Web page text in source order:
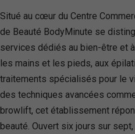
Situé au cœur du Centre
de Beauté BodyMinute se
services dédiés au bien-être et
les mains et les pieds, aux
traitements spécialisés pour le
des techniques avancées
browlift, cet établissement
beauté. Ouvert six jours sur